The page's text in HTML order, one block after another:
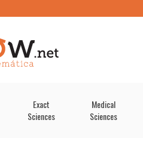
Exact
Sciences
Medical
Sciences